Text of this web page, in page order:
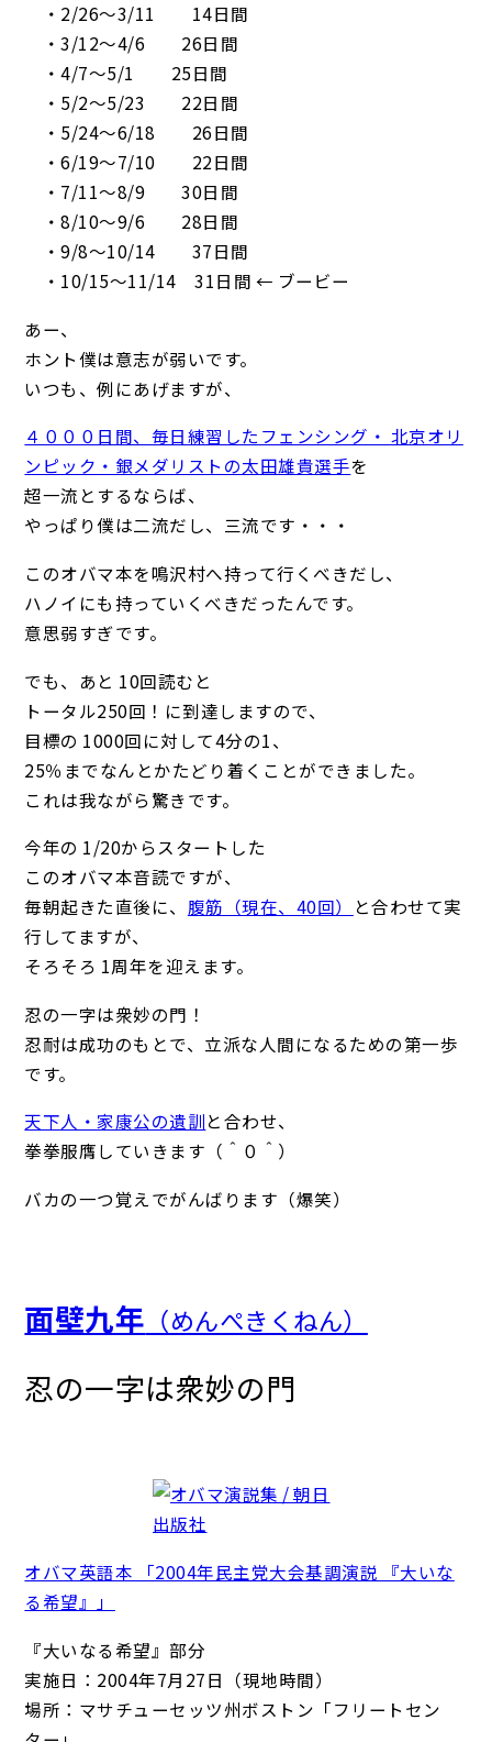
・2/26～3/11 14日間
・3/12～4/6 26日間
・4/7～5/1 25日間
・5/2～5/23 22日間
・5/24～6/18 26日間
・6/19～7/10 22日間
・7/11～8/9 30日間
・8/10～9/6 28日間
・9/8～10/14 37日間
・10/15～11/14 31日間 ← ブービー
あー、
ホント僕は意志が弱いです。
いつも、例にあげますが、
４０００日間、毎日練習したフェンシング・ 北京オリ
ンピック・銀メダリストの太田雄貴選手を
超一流とするならば、
やっぱり僕は二流だし、三流です・・・
このオバマ本を鳴沢村へ持って行くべきだし、
ハノイにも持っていくべきだったんです。
意思弱すぎです。
でも、あと 10回読むと
トータル250回！に到達しますので、
目標の 1000回に対して4分の1、
25％までなんとかたどり着くことができました。
これは我ながら驚きです。
今年の 1/20からスタートした
このオバマ本音読ですが、
毎朝起きた直後に、 腹筋（現在、40回）
と合わせて実
行してますが、
そろそろ 1周年を迎えます。
忍の一字は衆妙の門！
忍耐は成功のもとで、立派な人間になるための第一歩
です。
天下人・家康公の遺訓と合わせ、
拳拳服膺していきます（＾０＾）
バカの一つ覚えでがんばります（爆笑）
面壁九年 （めんぺきくねん）
忍の一字は衆妙の門
オバマ英語本 「2004年民主党大会基調演説 『大いな
る希望』」
『大いなる希望』部分
実施日：2004年7月27日（現地時間）
場所：マサチューセッツ州ボストン「フリートセン